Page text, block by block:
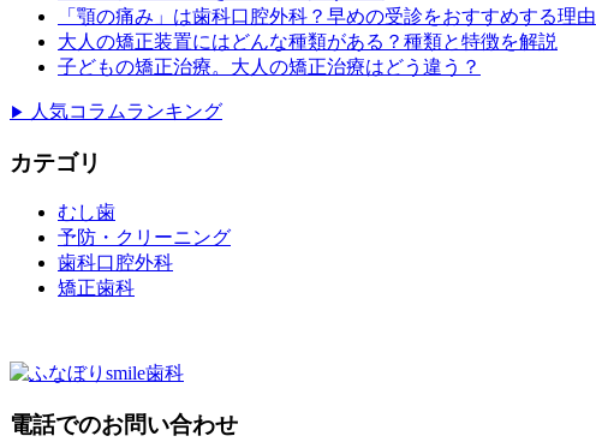
「顎の痛み」は歯科口腔外科？早めの受診をおすすめする理由
大人の矯正装置にはどんな種類がある？種類と特徴を解説
子どもの矯正治療。大人の矯正治療はどう違う？
▶ 人気コラムランキング
カテゴリ
むし歯
予防・クリーニング
歯科口腔外科
矯正歯科
電話でのお問い合わせ